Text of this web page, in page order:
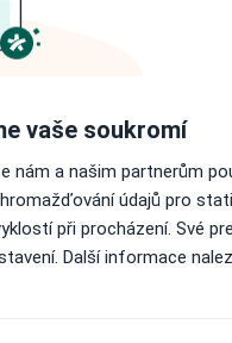
Dnes
7 Srpen
vaše soukromí
nám a našim partnerům
údajů pro
při procházení. Své
Další informace